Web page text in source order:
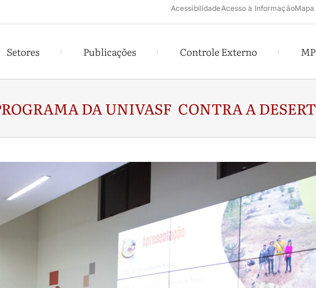
AcessibilidadeAcesso à InformaçãoMapa
Setores Publicações Controle Externo
DA UNIVASF CONTRA A